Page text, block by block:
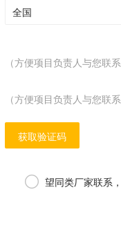
（方便项目负责人与您联
（方便项目负责人与您联
获取验证码
望同类厂家联系